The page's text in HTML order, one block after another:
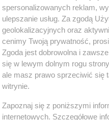
spersonalizowanych reklam,
ulepszanie usług. Za zgodą
geolokalizacyjnych oraz
cenimy Twoją prywatność,
Zgoda jest dobrowolna i
się w lewym dolnym rogu strony
ale masz prawo sprzeciwić się
witrynie.
Zapoznaj się z poniższymi
internetowych. Szczegółowe